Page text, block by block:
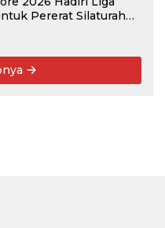
Pererat Silaturahmi